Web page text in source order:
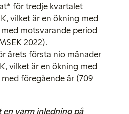
för tredje kvartalet
vilket är en ökning med
motsvarande period
2022).
årets första nio månader
vilket är en ökning med
föregående år (709
en varm inledning på